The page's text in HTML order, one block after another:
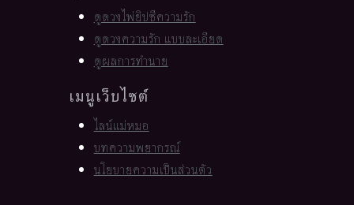
ดูดวงไพ่ยิปซีความรัก
ดูดวงความรัก แบบละเอียด
ดูผลการทำนาย
เมนูเว็บไซต์
ไลน์แม่หมอ
บทความพยากรณ์
นโยบายความเป็นส่วนตัว